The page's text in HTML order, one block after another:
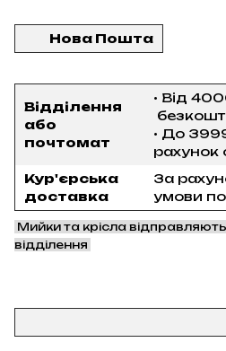
Нова Пошта
Відділення
або
почтомат
• Від
• До
рахунок
Кур'єрська
доставка
За
умови
Мийки та крісла
відділення